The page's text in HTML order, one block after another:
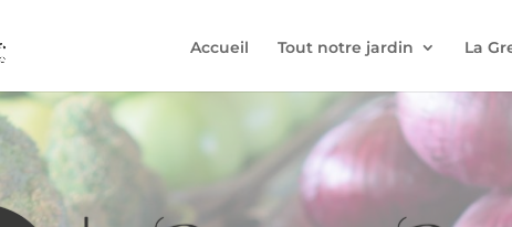
Accueil Tout notre jardin La